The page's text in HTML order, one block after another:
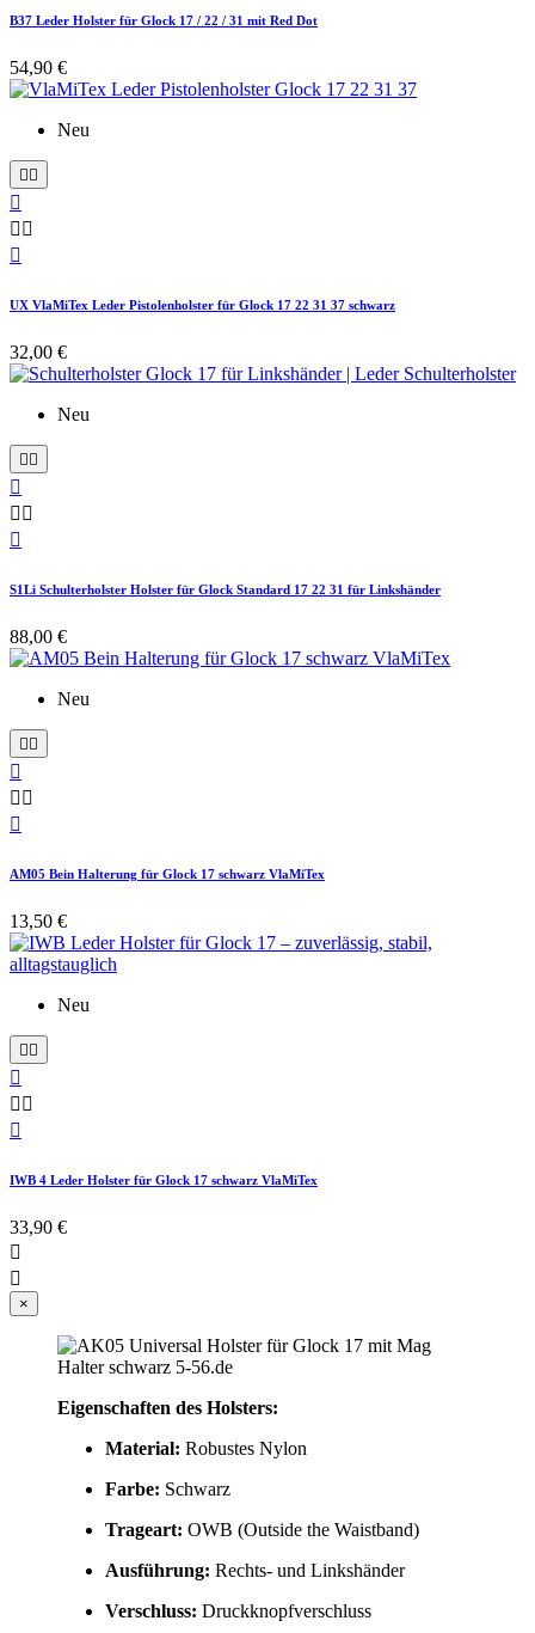
B37 Leder Holster für Glock 17 / 22 / 31 mit Red Dot
54,90 €
Neu
 

 

UX VlaMiTex Leder Pistolenholster für Glock 17 22 31 37 schwarz
32,00 €
Neu
 

 

S1Li Schulterholster Holster für Glock Standard 17 22 31 für Linkshänder
88,00 €
Neu
 

 

AM05 Bein Halterung für Glock 17 schwarz VlaMiTex
13,50 €
Neu
 

 

IWB 4 Leder Holster für Glock 17 schwarz VlaMiTex
33,90 €


×
Eigenschaften des Holsters:
Material: Robustes Nylon
Farbe: Schwarz
Trageart: OWB (Outside the Waistband)
Ausführung: Rechts- und Linkshänder
Verschluss: Druckknopfverschluss